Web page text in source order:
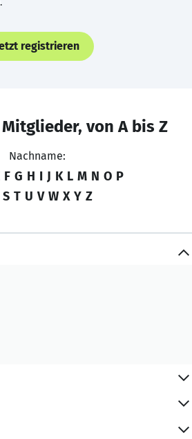
registrieren
Mitglieder, von A bis Z
Nachname:
F G H I J K L M N O P
S T U V W X Y Z